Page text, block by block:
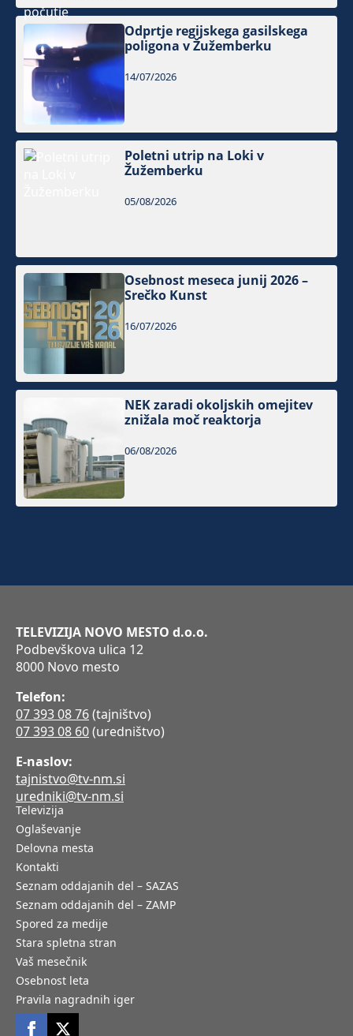
Odprtje regijskega gasilskega
poligona v Žužemberku
14/07/2026
Poletni utrip na Loki v
Žužemberku
05/08/2026
Osebnost meseca junij 2026 –
Srečko Kunst
16/07/2026
NEK zaradi okoljskih omejitev
znižala moč reaktorja
06/08/2026
TELEVIZIJA NOVO MESTO d.o.o.
Podbevškova ulica 12
8000 Novo mesto
Telefon:
07 393 08 76(tajništvo)
07 393 08 60(uredništvo)
E-naslov:
tajnistvo@tv-nm.si
uredniki@tv-nm.si
Televizija
Oglaševanje
Delovna mesta
Kontakti
Seznam oddajanih del – SAZAS
Seznam oddajanih del – ZAMP
Spored za medije
Stara spletna stran
Vaš mesečnik
Osebnost leta
Pravila nagradnih iger